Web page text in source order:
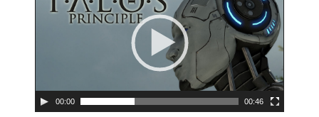
00:00 00:46